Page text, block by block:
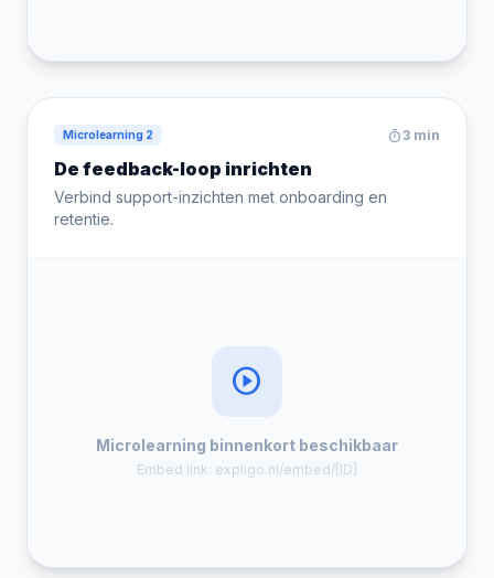
Microlearning 2 timer3 min
De feedback-loop inrichten
Verbind support-inzichten met onboarding en
retentie.
play_circle
Microlearning binnenkort beschikbaar
Embed link: expligo.nl/embed/[ID]